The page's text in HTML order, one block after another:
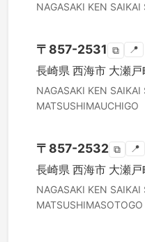
NAGASAKI KEN SAIKAI
〒 857-2531 ⧉ 📍
長崎県 西海市 大瀬
NAGASAKI KEN SAIKAI
MATSUSHIMAUCHIGO
〒 857-2532 ⧉ 📍
長崎県 西海市 大瀬
NAGASAKI KEN SAIKAI
MATSUSHIMASOTOGO